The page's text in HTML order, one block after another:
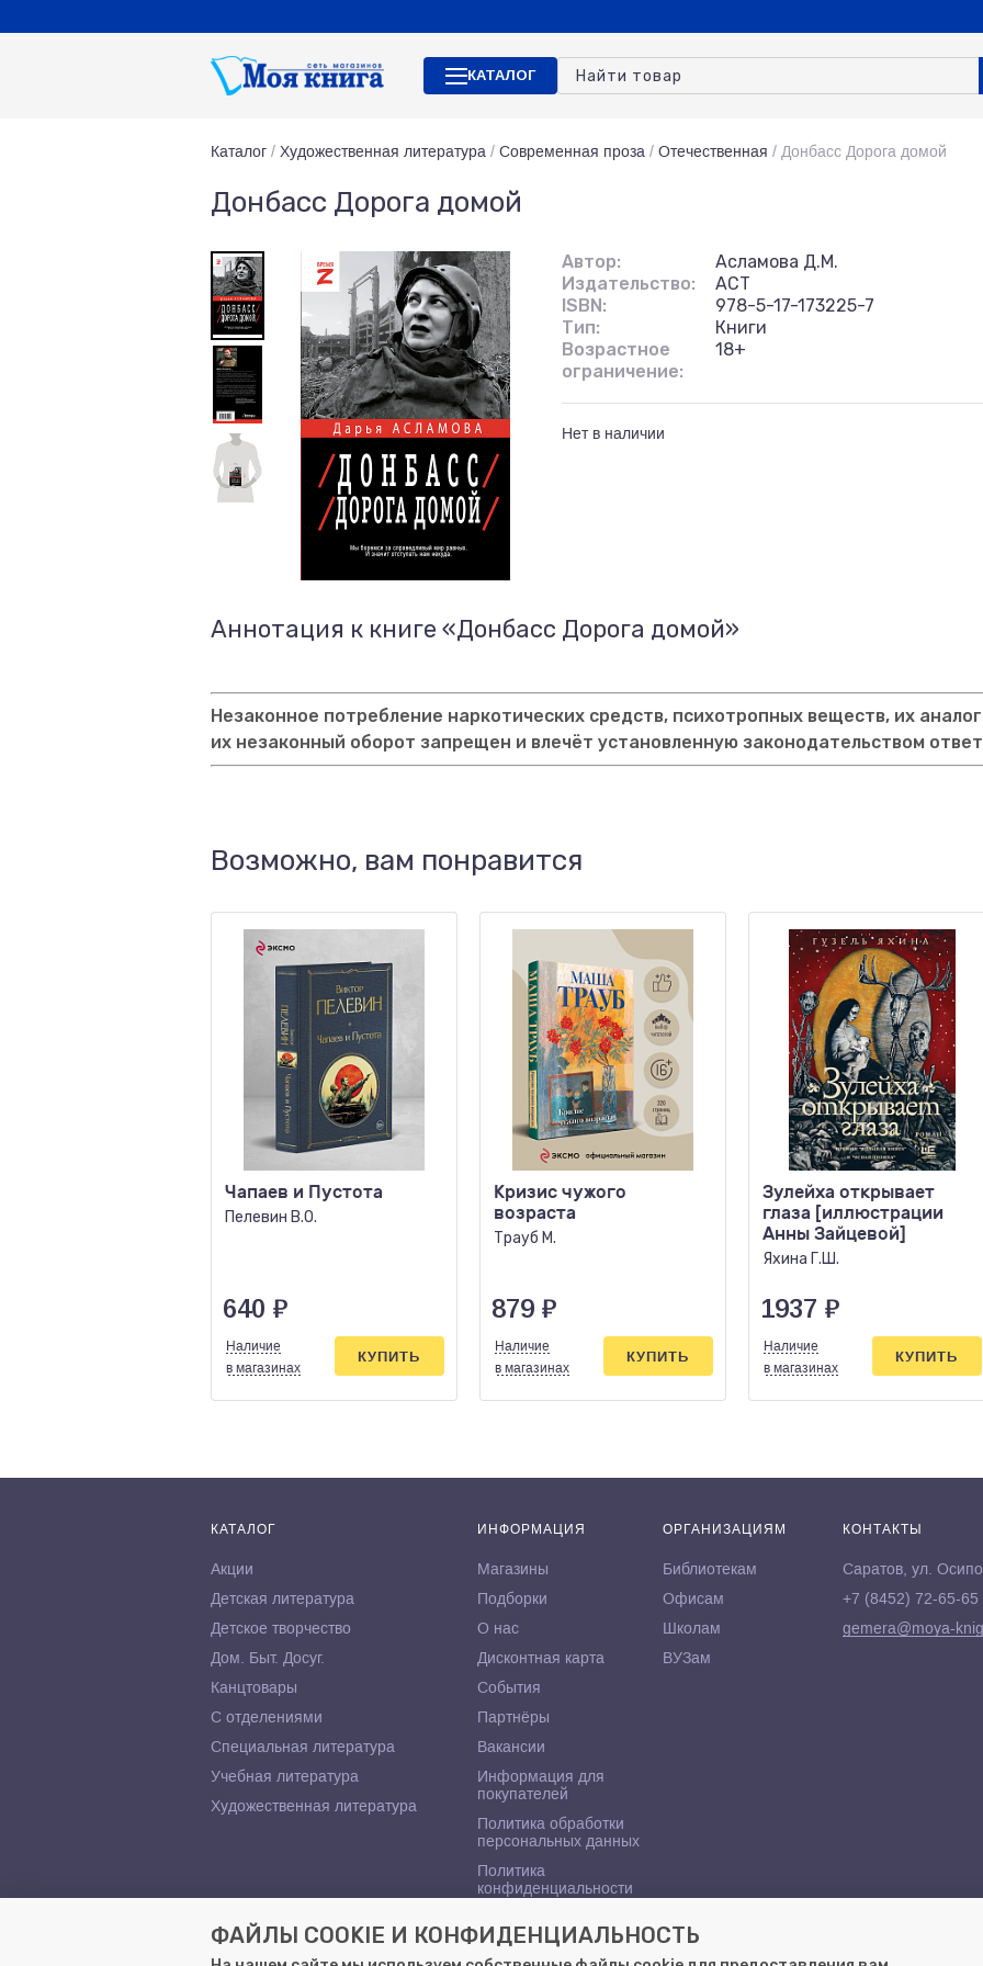
КАТАЛОГ
Каталог / Художественная литература / Современная проза / Отечественная / Донбасс Дорога домой
Донбасс Дорога домой
Автор:
Асламова Д.М.
Издательство:
АСТ
ISBN:
978-5-17-173225-7
Тип:
Книги
Возрастное
ограничение:
18+
Нет в наличии
Аннотация к книге «Донбасс Дорога домой»
Незаконное потребление наркотических средств, психотропных веществ, их
их незаконный оборот запрещен и влечёт установленную законодательством
Возможно, вам понравится
Чапаев и Пустота
Пелевин В.О.
640 ₽
Наличие
в магазинах
КУПИТЬ
Кризис чужого
возраста
Трауб М.
879 ₽
Наличие
в магазинах
КУПИТЬ
Зулейха открывает
глаза [иллюстрации
Анны Зайцевой]
Яхина Г.Ш.
1937 ₽
Наличие
в магазинах
КУПИТЬ
КАТАЛОГ
Акции
Детская литература
Детское творчество
Дом. Быт. Досуг.
Канцтовары
С отделениями
Специальная литература
Учебная литература
Художественная литература
ИНФОРМАЦИЯ
Магазины
Подборки
О нас
Дисконтная карта
События
Партнёры
Вакансии
Информация для
покупателей
Политика обработки
персональных данных
Политика
конфиденциальности
ОРГАНИЗАЦИЯМ
Библиотекам
Офисам
Школам
ВУЗам
КОНТАКТЫ
Саратов, ул.
+7 (8452) 72-65-65
gemera@moya-
ФАЙЛЫ COOKIE И КОНФИДЕНЦИАЛЬНОСТЬ